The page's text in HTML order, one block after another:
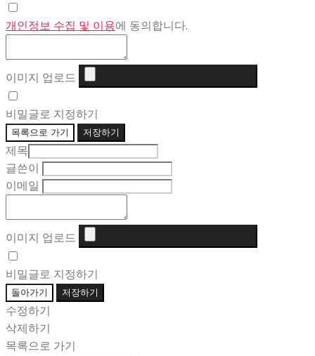
개인정보 수집 및 이용에 동의합니다.
이미지 업로드
비밀글로 지정하기
목록으로 가기 저장하기
제목
글쓴이
이메일
이미지 업로드
비밀글로 지정하기
돌아가기 저장하기
수정하기
삭제하기
목록으로 가기